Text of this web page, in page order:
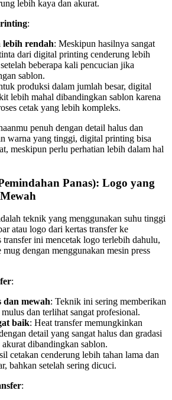
lebih kaya dan akurat.
:
rendah: Meskipun hasilnya sangat
dari digital printing cenderung lebih
beberapa kali pencucian jika
sablon.
produksi dalam jumlah besar, digital
lebih mahal dibandingkan sablon karena
cetak yang lebih kompleks.
penuh dengan detail halus dan
warna yang tinggi, digital printing bisa
meskipun perlu perhatian lebih dalam hal
Panas): Logo yang
teknik yang menggunakan suhu tinggi
atau logo dari kertas transfer ke
transfer ini mencetak logo terlebih dahulu,
dengan menggunakan mesin press
:
dan mewah: Teknik ini sering memberikan
dan terlihat sangat profesional.
baik: Heat transfer memungkinkan
detail yang sangat halus dan gradasi
dibandingkan sablon.
cetakan cenderung lebih tahan lama dan
bahkan setelah sering dicuci.
: